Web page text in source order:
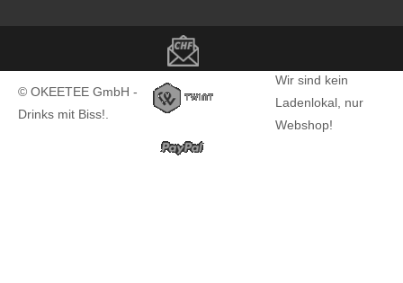
© OKEETEE GmbH -
Drinks mit Biss!.
Wir sind kein
Ladenlokal, nur
Webshop!